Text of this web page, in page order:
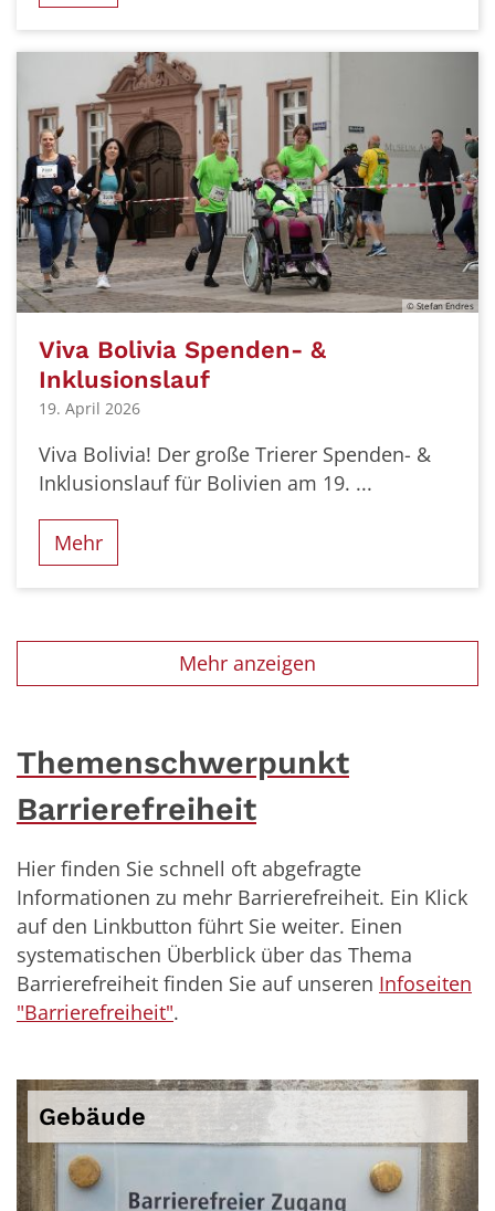
© Stefan Endres
Viva Bolivia Spenden- &
Inklusionslauf
19. April 2026
Viva Bolivia! Der große Trierer Spenden- &
Inklusionslauf für Bolivien am 19. ...
Mehr
Mehr anzeigen
Themenschwerpunkt
Barrierefreiheit
Hier finden Sie schnell oft abgefragte
Informationen zu mehr Barrierefreiheit. Ein Klick
auf den Linkbutton führt Sie weiter. Einen
systematischen Überblick über das Thema
Barrierefreiheit finden Sie auf unseren Infoseiten
"Barrierefreiheit".
Gebäude